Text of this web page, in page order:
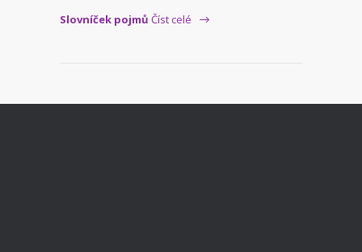
Slovníček pojmů Číst celé